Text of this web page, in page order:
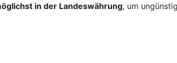
in der Landeswährung, um